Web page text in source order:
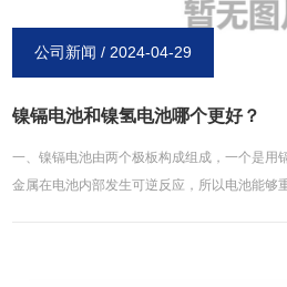
高，中国锂离子电池厂家将获得更大的市场空
电池市场占比将会达到43%，进一步扩大与
于博研镍氢电池网：http://
公司新闻 / 2024-04-29
镍镉电池和镍氢电池哪个更好？
一、镍镉电池由两个极板构成组成，一个是用
金属在电池内部发生可逆反应，所以电池能够